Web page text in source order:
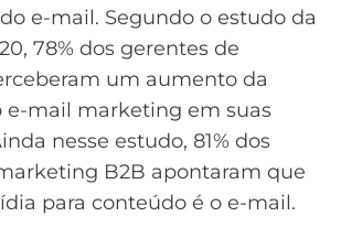
e-mail. Segundo o estudo da
78% dos gerentes de
um aumento da
e-mail marketing em suas
nesse estudo, 81% dos
B2B apontaram que
para conteúdo é o e-mail.